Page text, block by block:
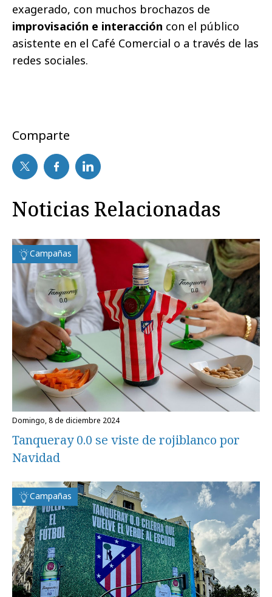
exagerado, con muchos brochazos de
improvisación e interacción con el público
asistente en el Café Comercial o a través de las
redes sociales.
Comparte
Noticias Relacionadas
Campañas
domingo, 8 de diciembre 2024
Tanqueray 0.0 se viste de rojiblanco por
Navidad
Campañas